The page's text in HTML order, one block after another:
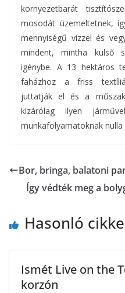
környezetbarát
mosodát üzemeltetnek,
mennyiségű vízzel és
mindent, mintha külső
igénybe. A 13 hektáros
faházhoz a friss
juttatják el és a
kizárólag ilyen
munkafolyamatoknak
Bor, bringa, balatoni
Így védték meg a
Hasonló
Ismét Live on the
korzón